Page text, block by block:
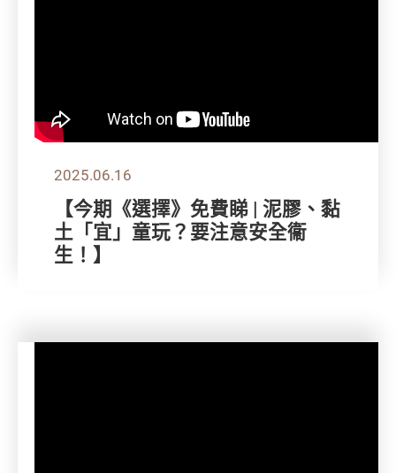
2025.06.16
【今期《選擇》免費睇 | 泥膠、黏
土「宜」童玩？要注意安全衞
生！】